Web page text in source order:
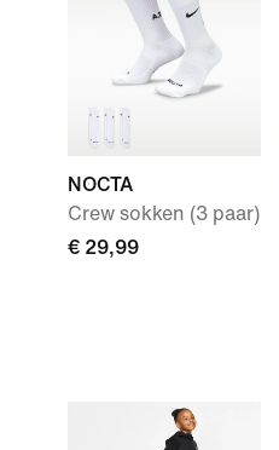
NOCTA
Crew sokken (3 paar)
€ 29,99